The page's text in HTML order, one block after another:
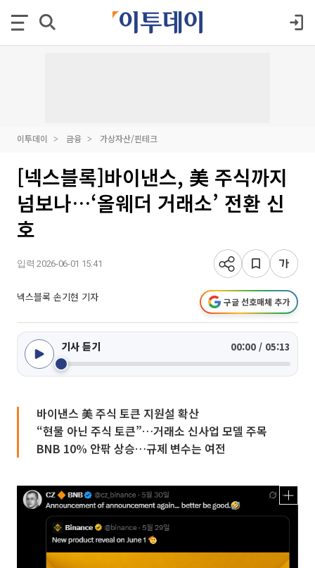
이투데이 금융 가상자산/핀테크
[넥스블록]바이낸스, 美 주식까지
넘보나…‘올웨더 거래소’ 전환 신
호
입력 2026-06-01 15:41
넥스블록 손기현 기자 구글 선호매체 추가
기사 듣기 00:00 / 05:13
바이낸스 美 주식 토큰 지원설 확산
“현물 아닌 주식 토큰”…거래소 신사업 모델 주목
BNB 10% 안팎 상승…규제 변수는 여전